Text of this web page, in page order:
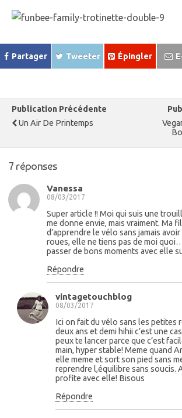
Partager Tweeter Épingler
Publication Précédente
Un Air De Printemps
7 réponses
Vanessa
08/03/2017
Super article !! Moi qui suis une
me donne envie, mais vraiment. Ma
d’apprendre le vélo sans jamais
roues, elle ne tiens pas de moi
passer de bons moments avec elle
Répondre
vintagetouchblog
08/03/2017
Ici on fait du vélo sans les petites
deux ans et demi hihii c’est une
peux te lancer parce que c’est
main, hyper stable! Meme quand
elle meme et sort son pied sans
reprendre l,équilibre sans soucis.
profite avec elle! Bisous
Répondre